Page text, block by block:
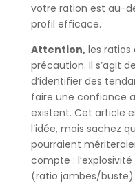
votre ration est au-
profil efficace.
Attention,les ratios
précaution. Il s’agit
d’identifier des
faire une confiance
existent. Cet article
l’idée, mais sachez
pourraient
compte :
(ratio jambes/buste)